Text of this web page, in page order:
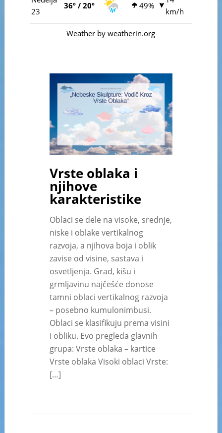
23
36º / 20º 49%
km/h
Weather by weatherin.org
Vrste oblaka i
njihove
karakteristike
Oblaci se dele na visoke, srednje,
niske i oblake vertikalnog
razvoja, a njihova boja i oblik
zavise od visine, sastava i
osvetljenja. Grad, kišu i
grmljavinu najčešće donose
tamni oblaci vertikalnog razvoja
– posebno kumulonimbusi.
Oblaci se klasifikuju prema visini
i obliku. Evo pregleda glavnih
grupa: Vrste oblaka – kartice
Vrste oblaka Visoki oblaci Vrste:
[…]